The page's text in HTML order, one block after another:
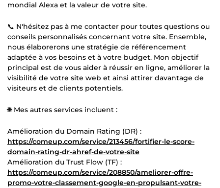
mondial Alexa et la valeur de votre site.
📞 N'hésitez pas à me contacter pour toutes questions ou
conseils personnalisés concernant votre site. Ensemble,
nous élaborerons une stratégie de référencement
adaptée à vos besoins et à votre budget. Mon objectif
principal est de vous aider à réussir en ligne, améliorer la
visibilité de votre site web et ainsi attirer davantage de
visiteurs et de clients potentiels.
🌐 Mes autres services incluent :
Amélioration du Domain Rating (DR) :
https://comeup.com/service/213456/fortifier-le-score-
domain-rating-dr-ahref-de-votre-site
Amélioration du Trust Flow (TF) :
https://comeup.com/service/208850/ameliorer-offre-
promo-votre-classement-google-en-propulsant-votre-